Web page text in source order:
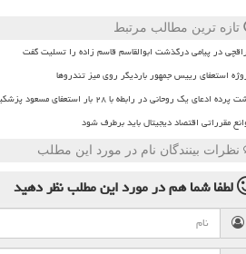
تازه ترین مطالب مرتبط
در پیامی درگذشت ابوالقاسم قاسم زاده را تسلیت گفت
استعفای رییس جمهور باردیگر روی میز تندروها
ادعای یک روحانی در رابطه با ۲۸ بار استعفای مسعود پزشکیان
مقرراتی اقتصاد دیجیتال باید برطرف شود
نظرات بینندگان نام در مورد این مطلب
لطفا شما همدر مورد این مطلبنظر دهید